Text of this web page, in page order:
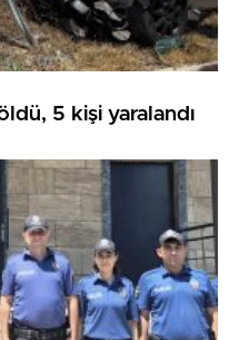
5 kişi yaralandı